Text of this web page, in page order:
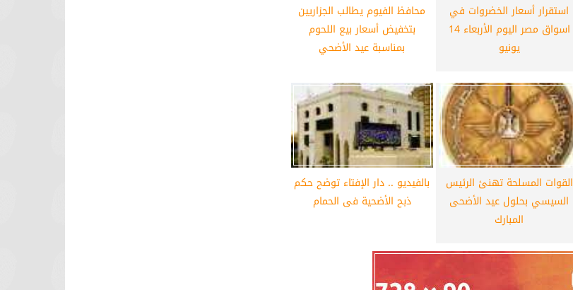
استقرار أسعار الخضروات في
اسواق مصر اليوم الأربعاء 14
يونيو
محافظ الفيوم يطالب الجزاريين
بتخفيض أسعار بيع اللحوم
بمناسبة عيد الأضحي
القوات المسلحة تهنئ الرئيس
السيسي بحلول عيد الأضحى
المبارك
بالفيديو .. دار الإفتاء توضح حكم
ذبح الأضحية فى الحمام